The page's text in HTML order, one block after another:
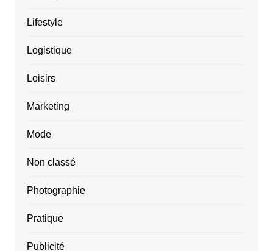
Lifestyle
Logistique
Loisirs
Marketing
Mode
Non classé
Photographie
Pratique
Publicité